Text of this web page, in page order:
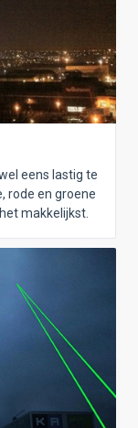
eens lastig te
rode en groene
makkelijkst.